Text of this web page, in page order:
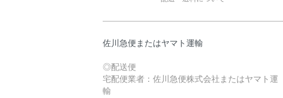
佐川急便またはヤマト運輸
◎配送便
宅配便業者：佐川急便株式会社またはヤマト運
輸